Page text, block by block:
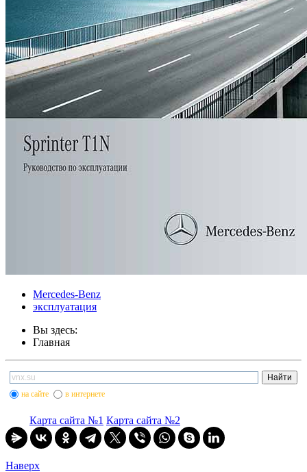
Mercedes-Benz
эксплуатация
Вы здесь:
Главная
на сайте в интернете
Карта сайта №1 Карта сайта №2
Наверх